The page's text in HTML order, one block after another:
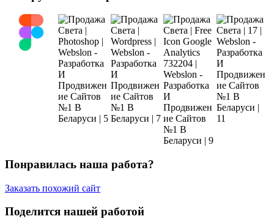
Понравилась наша работа?
Заказать похожий сайт
Поделится нашей работой